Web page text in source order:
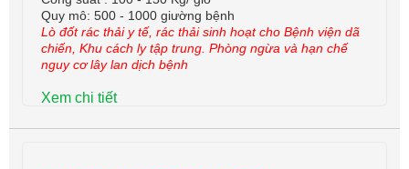
Quy mô: 500 - 1000 giường bệnh
Lò đốt rác thải y tế, rác thải sinh hoạt cho Bệnh viện dã
chiến, Khu cách ly tập trung. Phòng ngừa và hạn chế
nguy cơ lây lan dịch bệnh
Xem chi tiết